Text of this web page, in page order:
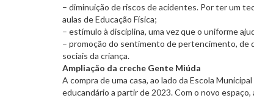
– diminuição de riscos de acidentes. Por ter um
aulas de Educação Física;
– estímulo à disciplina, uma vez que o uniforme
– promoção do sentimento de pertencimento, de
sociais da criança.
Ampliação da creche Gente Miúda
A compra de uma casa, ao lado da Escola
educandário a partir de 2023. Com o novo